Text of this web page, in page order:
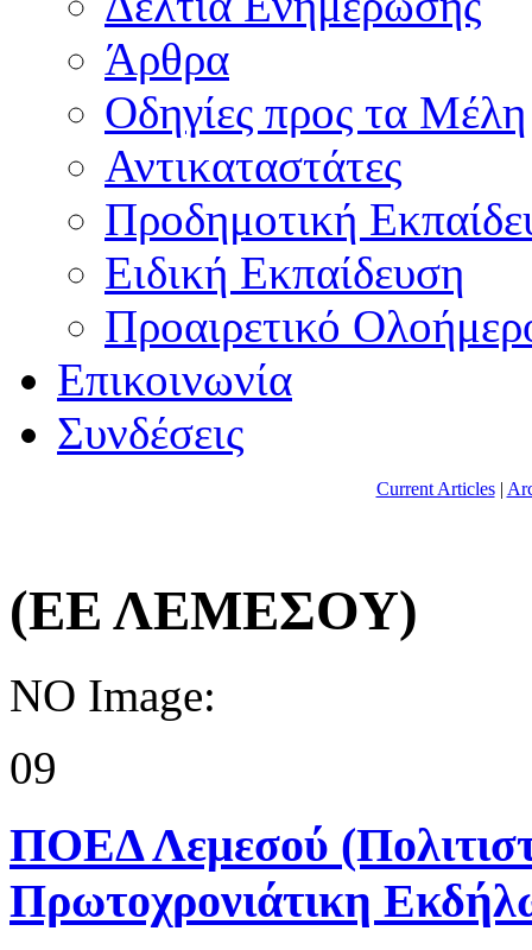
Άρθρα
Οδηγίες προς τα Μέλη
Αντικαταστάτες
Προδημοτική
Ειδική Εκπαίδευση
Προαιρετικό
Επικοινωνία
Συνδέσεις
Current Articles|
(ΕΕ ΛΕΜΕΣΟΥ)
NO Image:
09
ΠΟΕΔ Λεμεσού
Πρωτοχρονιάτικη